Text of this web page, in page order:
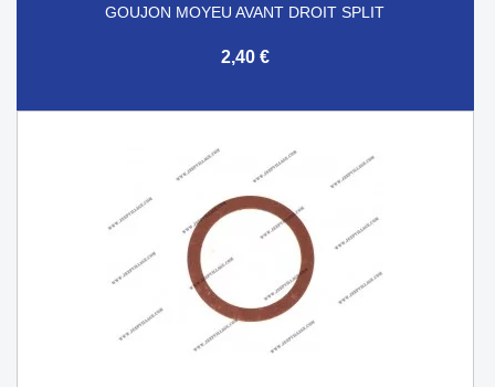
GOUJON MOYEU AVANT DROIT SPLIT
2,40 €